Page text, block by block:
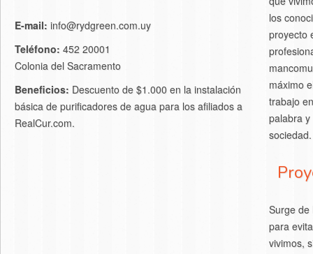
E-mail: info@rydgreen.com.uy
Teléfono: 452 20001
Colonia del Sacramento
Beneficios: Descuento de $1.000 en la instalación
básica de purificadores de agua para los afiliados a
RealCur.com.
los
proyecto
máximo
trabajo
palabra
sociedad.
Surge de
para
vivimos,